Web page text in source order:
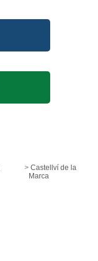
Castellví de la
Marca